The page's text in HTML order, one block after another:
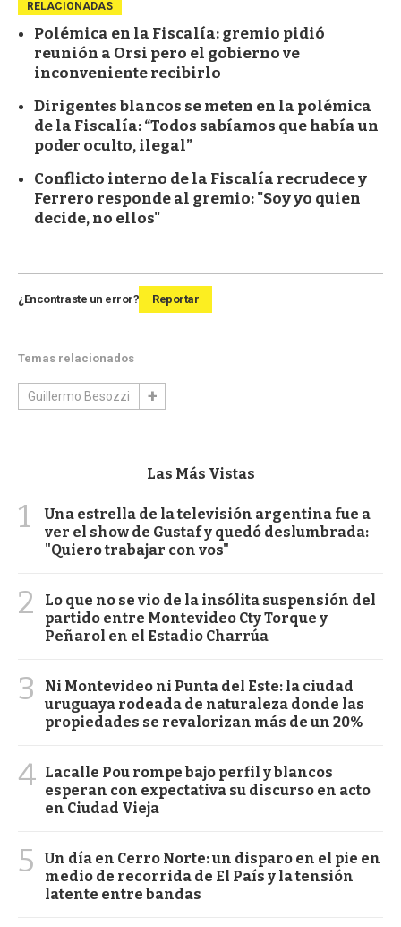
RELACIONADAS
Polémica en la Fiscalía: gremio pidió
reunión a Orsi pero el gobierno ve
inconveniente recibirlo
Dirigentes blancos se meten en la polémica
de la Fiscalía: “Todos sabíamos que había un
poder oculto, ilegal”
Conflicto interno de la Fiscalía recrudece y
Ferrero responde al gremio: "Soy yo quien
decide, no ellos"
¿Encontraste un error? Reportar
Temas relacionados
Guillermo Besozzi
Las Más Vistas
1
Una estrella de la televisión argentina fue a
ver el show de Gustaf y quedó deslumbrada:
"Quiero trabajar con vos"
2
Lo que no se vio de la insólita suspensión del
partido entre Montevideo Cty Torque y
Peñarol en el Estadio Charrúa
3
Ni Montevideo ni Punta del Este: la ciudad
uruguaya rodeada de naturaleza donde las
propiedades se revalorizan más de un 20%
4 Lacalle Pou rompe bajo perfil y blancos
esperan con expectativa su discurso en acto
en Ciudad Vieja
5
Un día en Cerro Norte: un disparo en el pie en
medio de recorrida de El País y la tensión
latente entre bandas